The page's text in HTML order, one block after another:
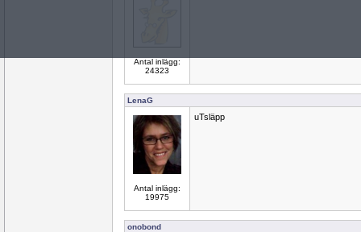
Antal inlägg:
24323
LenaG
Antal inlägg:
19975
uTsläpp
onobond